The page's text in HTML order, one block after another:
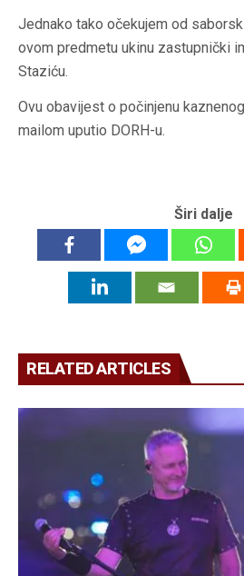
Jednako tako očekujem od
ovom predmetu ukinu zastupnički
Staziću.
Ovu obavijest o počinjenu
mailom uputio DORH-u.
Širi dalje
RELATED ARTICLES